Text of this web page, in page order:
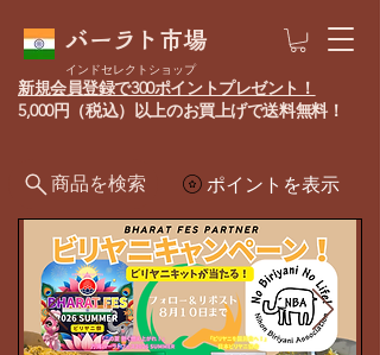
バーラト市場
ポイントを表示
新規会員登録で300ポイントプレゼント！
5,000円（税込）以上のお買上げで送料無料！
インドセレクトショップ
商品を検索